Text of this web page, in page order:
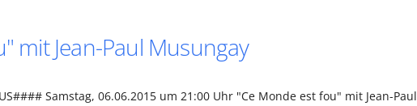
mit Jean-Paul Musungay
Samstag, 06.06.2015 um 21:00 Uhr "Ce Monde est fou" mit Jean-Paul